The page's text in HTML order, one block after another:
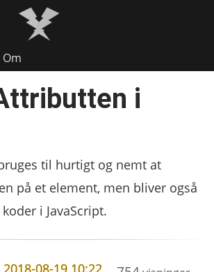
Om
i
til hurtigt og nemt at
på et element, men bliver også
i JavaScript.
2018-08-19 10:22